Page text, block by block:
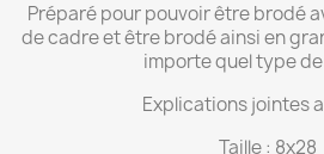
Préparé pour pouvoir être brodé
de cadre et être brodé ainsi en
importe quel type
Explications jointes
Taille : 8x28